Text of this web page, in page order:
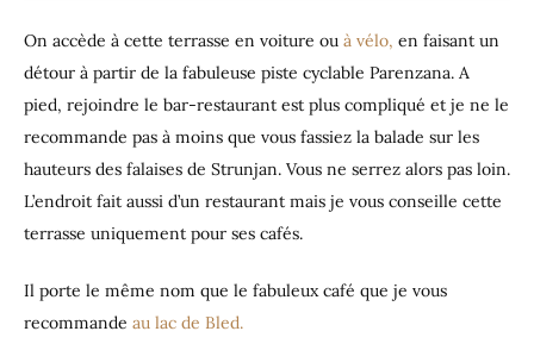
On accède à cette terrasse en voiture ou à vélo, en faisant un
détour à partir de la fabuleuse piste cyclable Parenzana. A
pied, rejoindre le bar-restaurant est plus compliqué et je ne le
recommande pas à moins que vous fassiez la balade sur les
hauteurs des falaises de Strunjan. Vous ne serrez alors pas loin.
L’endroit fait aussi d’un restaurant mais je vous conseille cette
terrasse uniquement pour ses cafés.
Il porte le même nom que le fabuleux café que je vous
recommande au lac de Bled.